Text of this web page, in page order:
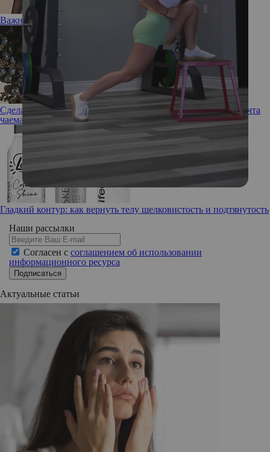
Важный вопрос: Нужен ли вашей коже тоник?
Сделано с любовью: новый бьюти-бренд Love Tea Art — мечта
чаемана
Гладкий контур: как вернуть телу шелковистость и подтянутость
Наши рассылки
Согласен с соглашением об использовании
информационного ресурса
Подписаться
Актуальные статьи